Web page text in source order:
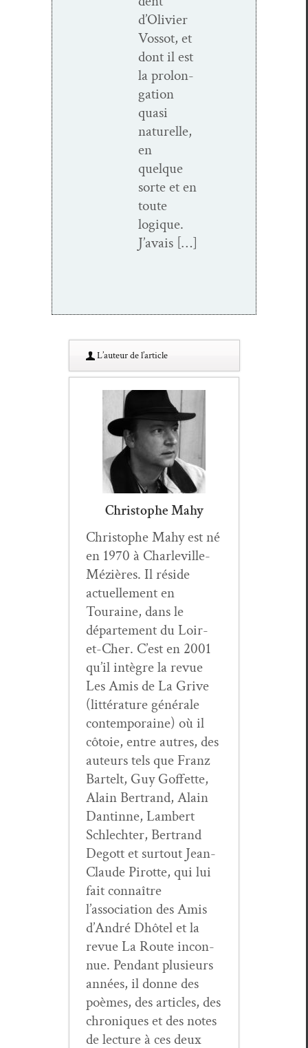
d’Olivier
Vos­sot, et
dont il est
la pro­lon­
ga­tion
qua­si
naturelle,
en
quelque
sorte et en
toute
logique.
J’avais […]
L’au­teur de l’article
Christophe Mahy
Christophe Mahy est né
en 1970 à Charleville-
Méz­ières. Il réside
actuelle­ment en
Touraine, dans le
départe­ment du Loir-
et-Cher. C’est en 2001
qu’il intè­gre la revue
Les Amis de La Grive
(lit­téra­ture générale
con­tem­po­raine) où il
côtoie, entre autres, des
auteurs tels que Franz
Bartelt, Guy Gof­fette,
Alain Bertrand, Alain
Dan­tinne, Lam­bert
Schlechter, Bertrand
Degott et surtout Jean-
Claude Pirotte, qui lui
fait con­naître
l’association des Amis
d’André Dhô­tel et la
revue La Route incon­
nue. Pen­dant plusieurs
années, il donne des
poèmes, des arti­cles, des
chroniques et des notes
de lec­ture à ces deux